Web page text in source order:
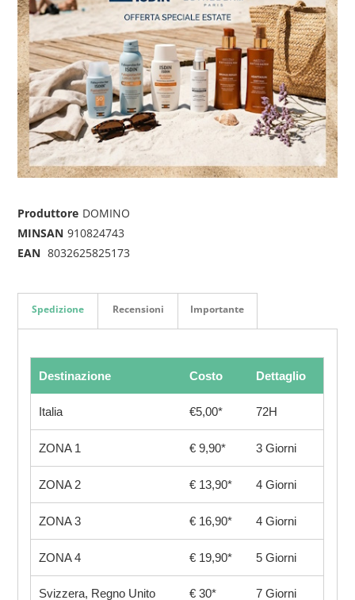
Produttore DOMINO
MINSAN 910824743
EAN 8032625825173
Spedizione
Destinazione Costo Dettaglio
Italia €5,00* 72H
ZONA 1 € 9,90* 3 Giorni
ZONA 2 € 13,90* 4 Giorni
ZONA 3 € 16,90* 4 Giorni
ZONA 4 € 19,90* 5 Giorni
Svizzera, Regno Unito € 30* 7 Giorni
Recensioni Importante